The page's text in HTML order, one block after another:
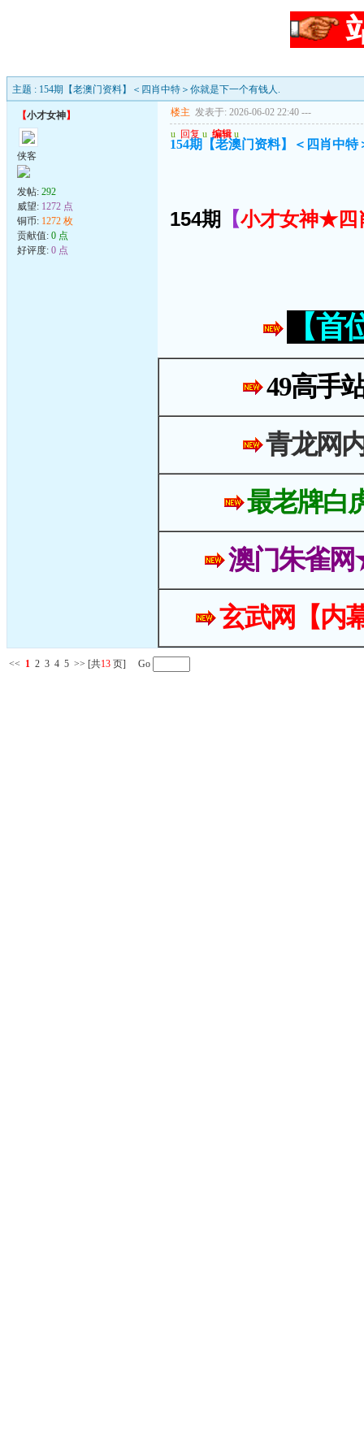
主题 : 154期【老澳门资料】＜四肖中特＞你就是下一个有钱人.
【小才女神】
侠客
发帖: 292
威望: 1272 点
铜币: 1272 枚
贡献值: 0 点
好评度: 0 点
楼主 发表于: 2026-06-02 22:40 ---
u 回复 u 编辑 u
154期【老澳门资料】＜四肖中
154期 【小才女神★四
【
49高手
青龙网
最老牌白
澳门朱雀
玄武网【内
<< 1 2 3 4 5 >> [共13 页] Go